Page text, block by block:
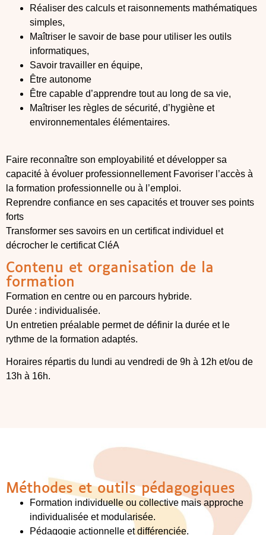
Réaliser des calculs et raisonnements mathématiques
simples,
Maîtriser le savoir de base pour utiliser les outils
informatiques,
Savoir travailler en équipe,
Être autonome
Être capable d’apprendre tout au long de sa vie,
Maîtriser les règles de sécurité, d’hygiène et
environnementales élémentaires.
Faire reconnaître son employabilité et développer sa
capacité à évoluer professionnellement Favoriser l’accès à
la formation professionnelle ou à l’emploi.
Reprendre confiance en ses capacités et trouver ses points
forts
Transformer ses savoirs en un certificat individuel et
décrocher le certificat CléA
Contenu et organisation de la
formation
Formation en centre ou en parcours hybride.
Durée : individualisée.
Un entretien préalable permet de définir la durée et le
rythme de la formation adaptés.
Horaires répartis du lundi au vendredi de 9h à 12h et/ou de
13h à 16h.
Méthodes et outils pédagogiques
Formation individuelle ou collective mais approche
individualisée et modularisée.
Pédagogie actionnelle et différenciée.